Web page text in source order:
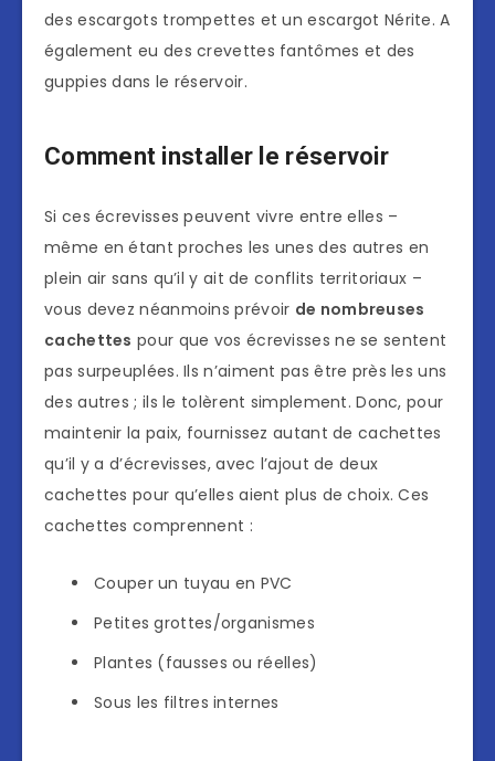
des escargots trompettes et un escargot Nérite. A
également eu des crevettes fantômes et des
guppies dans le réservoir.
Comment installer le réservoir
Si ces écrevisses peuvent vivre entre elles –
même en étant proches les unes des autres en
plein air sans qu’il y ait de conflits territoriaux –
vous devez néanmoins prévoir de nombreuses
cachettes pour que vos écrevisses ne se sentent
pas surpeuplées. Ils n’aiment pas être près les uns
des autres ; ils le tolèrent simplement. Donc, pour
maintenir la paix, fournissez autant de cachettes
qu’il y a d’écrevisses, avec l’ajout de deux
cachettes pour qu’elles aient plus de choix. Ces
cachettes comprennent :
Couper un tuyau en PVC
Petites grottes/organismes
Plantes (fausses ou réelles)
Sous les filtres internes